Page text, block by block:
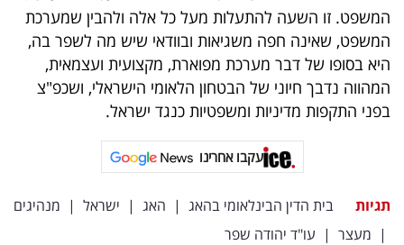
המשפט. זו השעה להתעלות מעל כל אלה ולהבין שמערכת
המשפט, שאינה חפה משגיאות ובוודאי שיש מה לשפר בה,
היא בסופו של דבר מערכת מפוארת, מקצועית ועצמאית,
המהווה נדבך חיוני של הבטחון הלאומי הישראלי, ושכפ"צ
בפני התקפות מדיניות ומשפטיות כנגד ישראל.
עקבו אחרינו
תגיות בית הדין הבינלאומי בהאג | האג | ישראל | מנהיגים
| מעצר | עו"ד יהודה שפר